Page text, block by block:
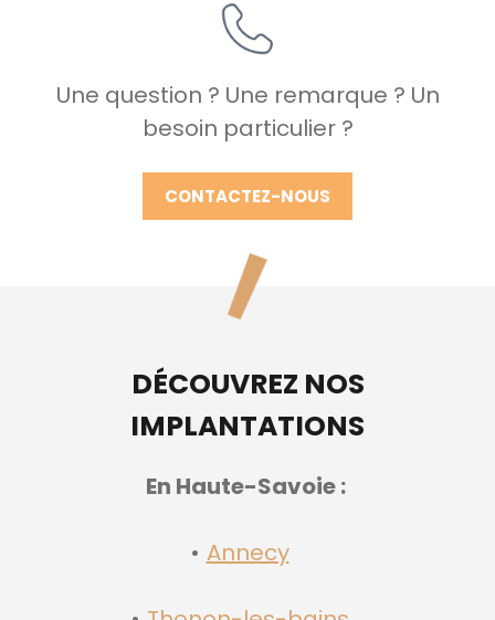
Une question ? Une remarque ? Un
besoin particulier ?
CONTACTEZ-NOUS
DÉCOUVREZ NOS
IMPLANTATIONS
En Haute-Savoie :
Annecy